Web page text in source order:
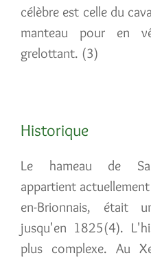
célèbre est celle du
manteau pour en
grelottant. (3)
Historique
Le hameau de
appartient
en-Brionnais, était
jusqu'en 1825(4).
plus complexe. Au